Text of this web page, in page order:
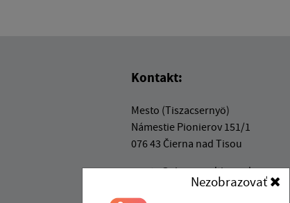
Kontakt:
Mesto (Tiszacsernyö)
Námestie Pionierov 151/1
076 43 Čierna nad Tisou
mesto@ciernanadtisou.sk
+421 56 687 22 01Nezobrazovať